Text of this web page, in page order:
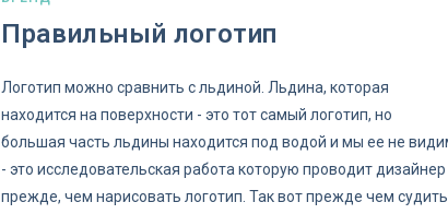
Правильный логотип
Логотип можно сравнить с льдиной. Льдина, которая
находится на поверхности - это тот самый логотип, но
большая часть льдины находится под водой и мы ее не
- это исследовательская работа которую проводит дизайнер
прежде, чем нарисовать логотип. Так вот прежде чем судить